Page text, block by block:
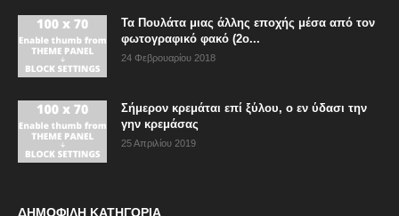
Τα Πουλάτα μιας άλλης εποχής μέσα από τον
φωτογραφικό φακό (2ο...
24 Φεβρουαρίου 2018
Σήμερον κρεμάται επί ξύλου, ο εν ύδασι την
γην κρεμάσας
25 Απριλίου 2019
ΔΗΜΟΦΙΛΗ ΚΑΤΗΓΟΡΙΑ